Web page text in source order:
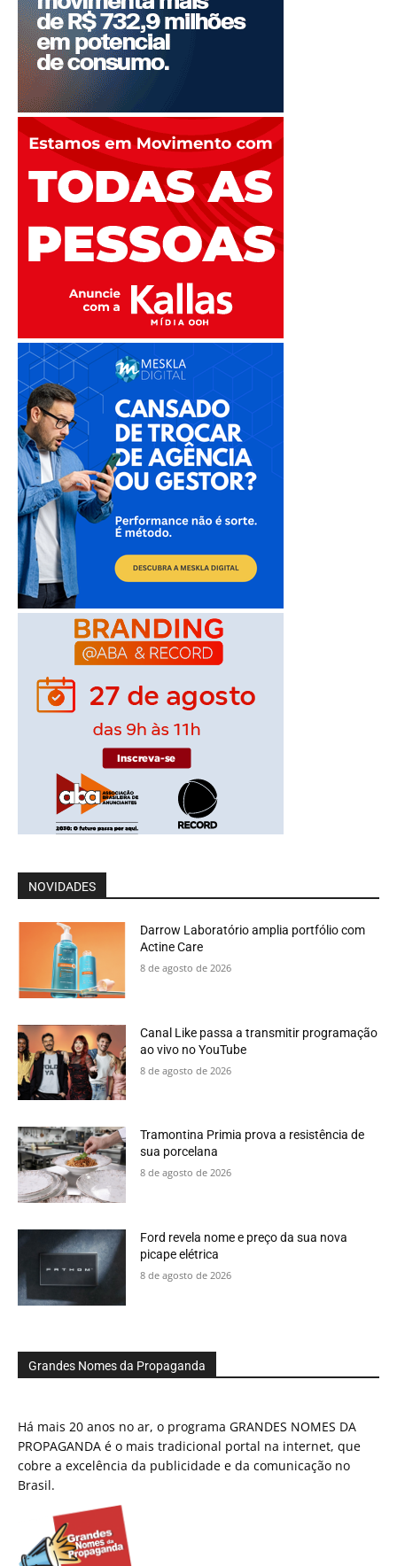
NOVIDADES
Darrow Laboratório amplia portfólio com
Actine Care
8 de agosto de 2026
Canal Like passa a transmitir programação
ao vivo no YouTube
8 de agosto de 2026
Tramontina Primia prova a resistência de
sua porcelana
8 de agosto de 2026
Ford revela nome e preço da sua nova
picape elétrica
8 de agosto de 2026
Grandes Nomes da Propaganda
Há mais 20 anos no ar, o programa GRANDES NOMES DA
PROPAGANDA é o mais tradicional portal na internet, que
cobre a excelência da publicidade e da comunicação no
Brasil.